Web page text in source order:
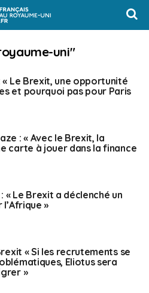
uni"
« Le Brexit, une opportunité
et pourquoi pas pour Paris
: « Avec le Brexit, la
carte à jouer dans la finance
« Le Brexit a déclenché un
»
« Si les recrutements se
Eliotus sera
»